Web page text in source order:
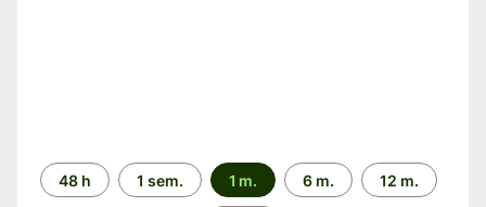
Période
48 h 1 sem. 1 m. 6 m. 12 m.